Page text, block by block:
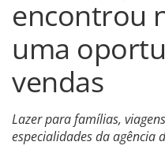
encontrou
uma
vendas
Lazer para famílias,
especialidades da agência